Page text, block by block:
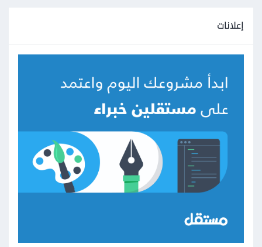
إعلانات